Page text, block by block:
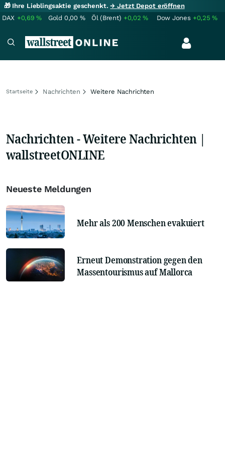
🎁 Ihre Lieblingsaktie geschenkt.→ Jetzt Depot eröffnen
DAX +0,69% Gold 0,00 % Öl (Brent) +0,02% Dow Jones +0,25%
Startseite Nachrichten Weitere Nachrichten
Nachrichten - Weitere Nachrichten |
wallstreetONLINE
Neueste Meldungen
Mehr als 200 Menschen evakuiert
Erneut Demonstration gegen den
Massentourismus auf Mallorca